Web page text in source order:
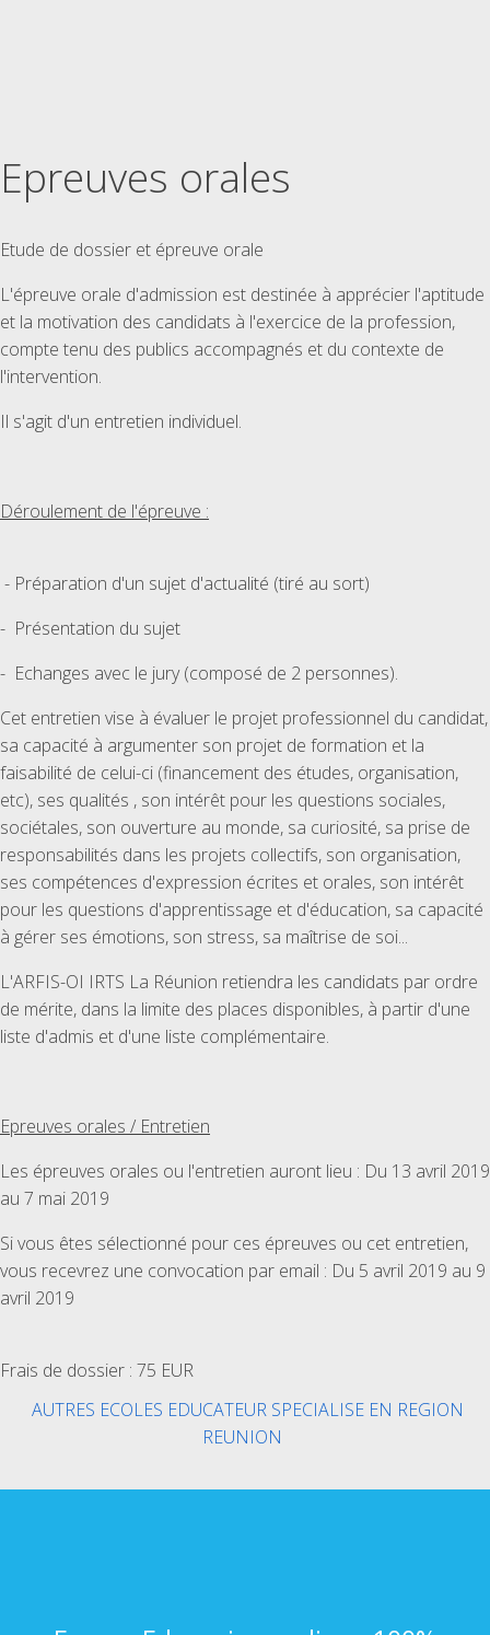
Epreuves orales
Etude de dossier et épreuve orale
L'épreuve orale d'admission est destinée à apprécier l'aptitude
et la motivation des candidats à l'exercice de la profession,
compte tenu des publics accompagnés et du contexte de
l'intervention.
Il s'agit d'un entretien individuel.
Déroulement de l'épreuve :
- Préparation d'un sujet d'actualité (tiré au sort)
- Présentation du sujet
- Echanges avec le jury (composé de 2 personnes).
Cet entretien vise à évaluer le projet professionnel du candidat,
sa capacité à argumenter son projet de formation et la
faisabilité de celui-ci (financement des études, organisation,
etc), ses qualités , son intérêt pour les questions sociales,
sociétales, son ouverture au monde, sa curiosité, sa prise de
responsabilités dans les projets collectifs, son organisation,
ses compétences d'expression écrites et orales, son intérêt
pour les questions d'apprentissage et d'éducation, sa capacité
à gérer ses émotions, son stress, sa maîtrise de soi...
L'ARFIS-OI IRTS La Réunion retiendra les candidats par ordre
de mérite, dans la limite des places disponibles, à partir d'une
liste d'admis et d'une liste complémentaire.
Epreuves orales / Entretien
Les épreuves orales ou l'entretien auront lieu : Du 13 avril 2019
au 7 mai 2019
Si vous êtes sélectionné pour ces épreuves ou cet entretien,
vous recevrez une convocation par email : Du 5 avril 2019 au 9
avril 2019
Frais de dossier : 75 EUR
AUTRES ECOLES EDUCATEUR SPECIALISE EN REGION
REUNION